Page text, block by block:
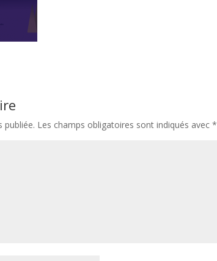
publiée. Les champs obligatoires sont indiqués avec*